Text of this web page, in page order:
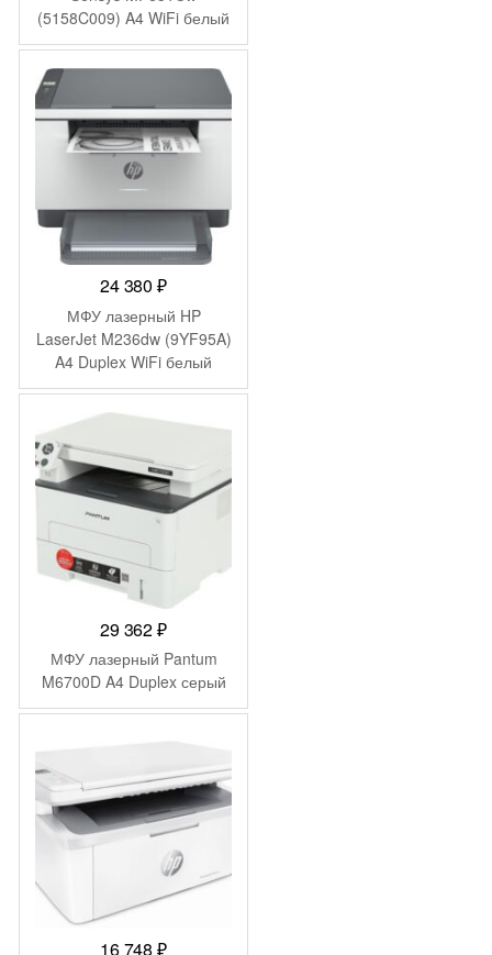
48
204 ₽.
999 ₽.
(5158C009) A4 WiFi белый
24 380₽
МФУ лазерный HP
LaserJet M236dw (9YF95A)
A4 Duplex WiFi белый
29 362₽
МФУ лазерный Pantum
M6700D A4 Duplex серый
16 748₽